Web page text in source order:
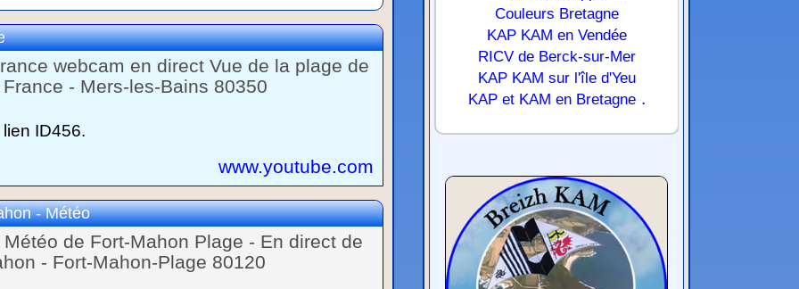
webcam en direct Vue de la plage de
- Mers-les-Bains 80350
ID456.
www.youtube.com
- Météo
de Fort-Mahon Plage - En direct de
- Fort-Mahon-Plage 80120
Couleurs Bretagne
KAP KAM en Vendée
RICV de Berck-sur-Mer
KAP KAM sur l'île d'Yeu
KAP et KAM en Bretagne .